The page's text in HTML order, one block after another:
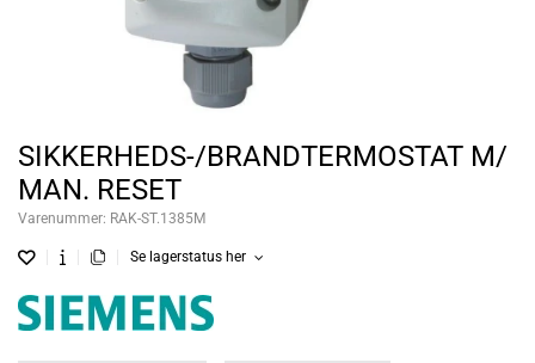
SIKKERHEDS-/BRANDTERMOSTAT M/
MAN. RESET
Varenummer: RAK-ST.1385M
Se lagerstatus her